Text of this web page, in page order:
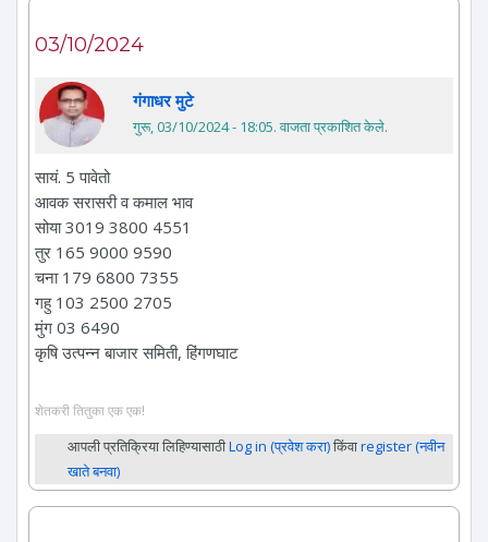
03/10/2024
गंगाधर मुटे
गुरू, 03/10/2024 - 18:05. वाजता प्रकाशित केले.
सायं. 5 पावेतो
आवक सरासरी व कमाल भाव
सोया 3019 3800 4551
तुर 165 9000 9590
चना 179 6800 7355
गहु 103 2500 2705
मुंग 03 6490
कृषि उत्पन्न बाजार समिती, हिंगणघाट
शेतकरी तितुका एक एक!
आपली प्रतिक्रिया लिहिण्यासाठीLog in (प्रवेश करा)किंवाregister (नवीन
खाते बनवा)